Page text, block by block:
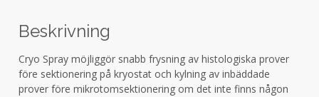
Beskrivning
Cryo Spray möjliggör snabb frysning av histologiska prover
före sektionering på kryostat och kylning av inbäddade
prover före mikrotomsektionering om det inte finns någon